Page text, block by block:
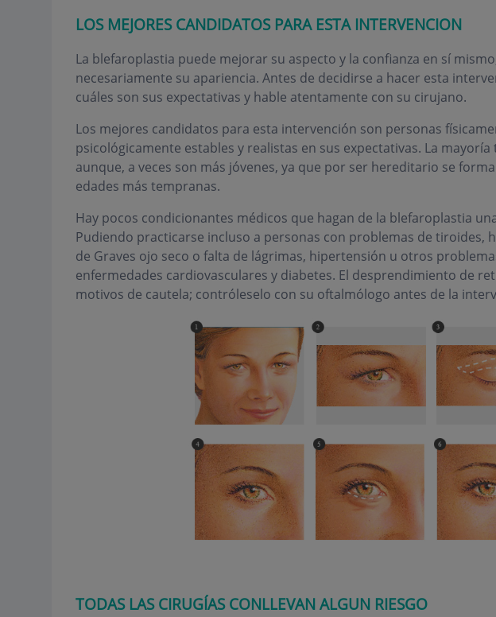
LOS MEJORES CANDIDATOS PARA ESTA INTERVENCION
La blefaroplastia puede mejorar su aspecto y la confianza en sí
necesariamente su apariencia. Antes de decidirse a hacer esta
cuáles son sus expectativas y hable atentamente con su cirujano.
Los mejores candidatos para esta intervención son personas
psicológicamente estables y realistas en sus expectativas. La mayoría
aunque, a veces son más jóvenes, ya que por ser hereditario se
edades más tempranas.
Hay pocos condicionantes médicos que hagan de la blefaroplastia
Pudiendo practicarse incluso a personas con problemas de tiroides,
de Graves ojo seco o falta de lágrimas, hipertensión u otros
enfermedades cardiovasculares y diabetes. El desprendimiento de
motivos de cautela; contróleselo con su oftalmólogo antes de la
TODAS LAS CIRUGÍAS CONLLEVAN ALGUN RIESGO